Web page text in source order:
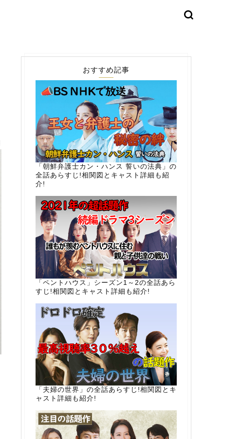
おすすめ記事
「朝鮮弁護士カン・ハンス 誓いの法典」の
全話あらすじ!相関図とキャスト詳細も紹
介!
「ペントハウス」シーズン1～2の全話あら
すじ!相関図とキャスト詳細も紹介!
「夫婦の世界」の全話あらすじ!相関図とキ
ャスト詳細も紹介!